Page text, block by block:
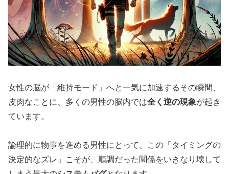
女性の脳が「維持モード」へと一気に加速するその瞬間、
皮肉なことに、多くの男性の脳内では全く逆の現象が起き
ています。
論理的に物事を進める男性にとって、この「タイミングの
決定的なズレ」こそが、順調だった関係をいきなり壊して